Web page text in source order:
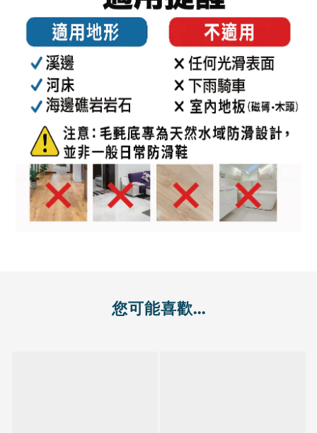
您可能喜歡...